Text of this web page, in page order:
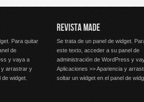
Para quitar
de
y vaya a
y arrastrar y
widget.
REVISTA MADE
Se trata de un panel de widget.
este texto, acceder a su panel de
administración de WordPress y
Aplicaciones >> Apariencia y
soltar un widget en el panel de